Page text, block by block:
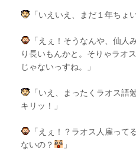
「いえいえ、まだ１年ちょ
「えぇ！そうなんや、仙人
り長いもんかと。そりゃラオ
じゃないっすね。」
「いえ、まったくラオス語
キリッ！」
「えぇ！？ラオス人雇って
ないの？
」